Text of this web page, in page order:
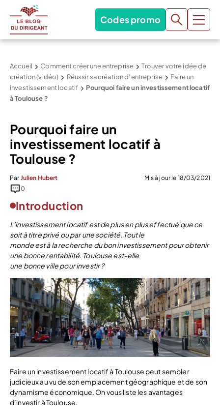
Codes promo
Accueil Comment créer une entreprise
Trouver votre idée de
création (vidéo)
Réussir sa création d’entreprise
Faire un
investissement locatif
Pourquoi faire un investissement locatif
à Toulouse ?
Pourquoi faire un
investissement locatif à
Toulouse ?
Par Julien Hubert
Mis à jour le 18/03/2021
0
Introduction
L’investissement locatif est de plus en plus effectué que ce
soit à titre privé ou par une société. Tout le
monde est à la recherche du bon investissement pour obtenir
une bonne rentabilité. Toulouse est-elle
une bonne ville pour investir ?
Faire un investissement locatif à Toulouse peut sembler
judicieux au vu de son emplacement géographique et de son
dynamisme économique. On vous liste les avantages
d’investir à Toulouse.